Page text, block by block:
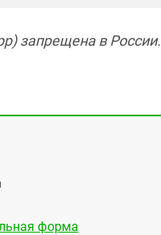
запрещена в России.
форма